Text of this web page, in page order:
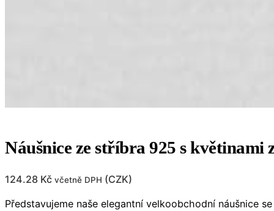
Náušnice ze stříbra 925 s květinami
124.28 Kč včetně DPH (CZK)
Představujeme naše elegantní velkoobchodní náušnice